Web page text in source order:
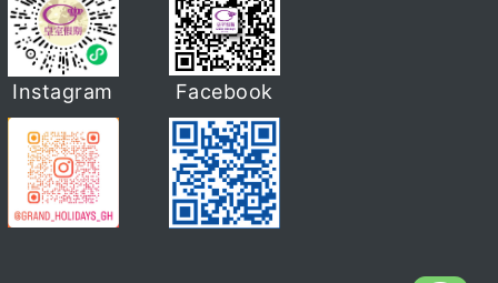
Instagram Facebook